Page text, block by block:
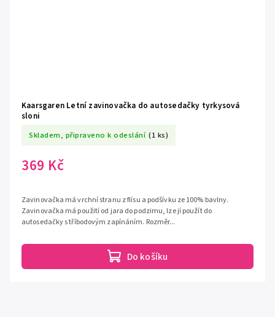
Kaarsgaren Letní zavinovačka do autosedačky tyrkysová
sloni
Skladem, připraveno k odeslání (1 ks)
369 Kč
Do košíku
Zavinovačka má vrchní stranu z flísu a podšívku ze 100% bavlny.
Zavinovačka má použití od jara do podzimu, lze jí použít do
autosedačky s tříbodovým zapínáním. Rozměr...